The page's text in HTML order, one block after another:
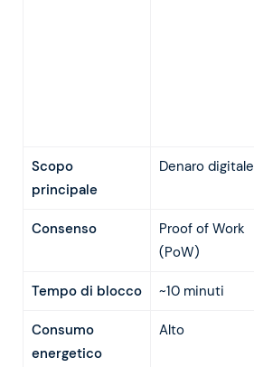
Scopo
principale
Denaro digitale
Consenso
Proof of Work
(PoW)
Tempo di blocco ~10 minuti
Consumo
energetico
Alto